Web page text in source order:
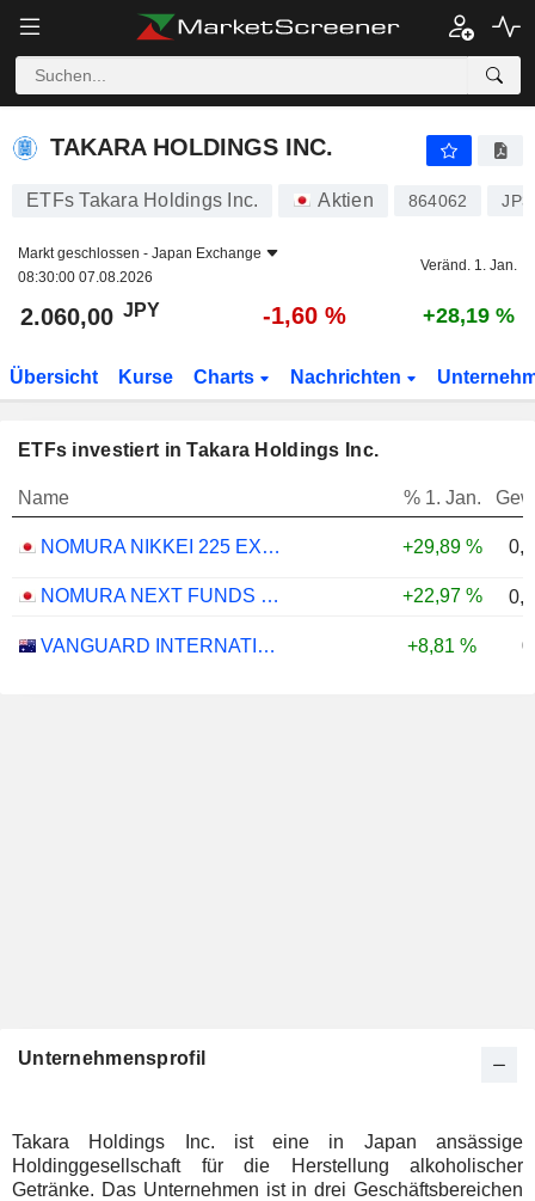
TAKARA HOLDINGS INC.
TAKARA HOLDINGS INC.
ETFs Takara Holdings Inc. Aktien 864062
Markt geschlossen - Japan Exchange
08:30:00 07.08.2026
Veränd. 1. Jan.
2.060,00 JPY -1,60 % +28,19 %
Übersicht Kurse Charts Nachrichten
ETFs investiert in Takara Holdings Inc.
Name % 1. Jan.
NOMURA NIKKEI 225 EXCHANGE TRADED FUND ETF - JPY +29,89 %
NOMURA NEXT FUNDS MSCI JAPAN EMPOWERING WOMEN SELECT INDEX ETF - JPY +22,97 %
VANGUARD INTERNATIONAL EQUITY INDEX FUNDS - VANGUARD FTSE ALL-WORLD EX-US ETF +8,81 %
Unternehmensprofil
Takara Holdings Inc. ist eine in Japan ansässige
Holdinggesellschaft für die Herstellung alkoholischer
Getränke. Das Unternehmen ist in drei Geschäftsbereichen